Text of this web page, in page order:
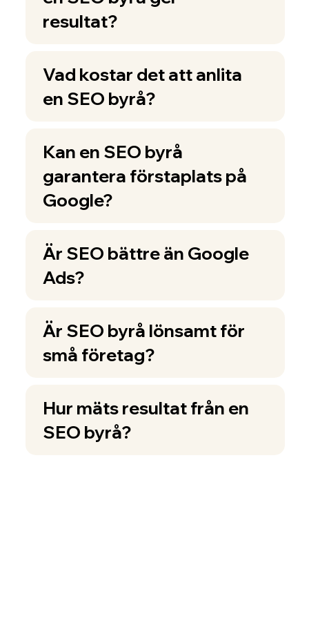
resultat?
Vad kostar det att anlita
en SEO byrå?
Kan en SEO byrå
garantera förstaplats på
Google?
Är SEO bättre än Google
Ads?
Är SEO byrå lönsamt för
små företag?
Hur mäts resultat från en
SEO byrå?